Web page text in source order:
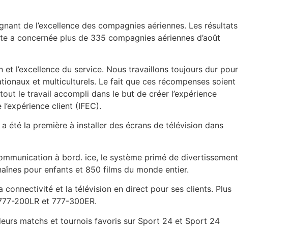
de l’excellence des compagnies aériennes. Les résultats
a concernée plus de 335 compagnies aériennes d’août
et l’excellence du service. Nous travaillons toujours dur pour
et multiculturels. Le fait que ces récompenses soient
le travail accompli dans le but de créer l’expérience
client (IFEC).
été la première à installer des écrans de télévision dans
à bord. ice, le système primé de divertissement
pour enfants et 850 films du monde entier.
et la télévision en direct pour ses clients. Plus
200LR et 777-300ER.
matchs et tournois favoris sur Sport 24 et Sport 24